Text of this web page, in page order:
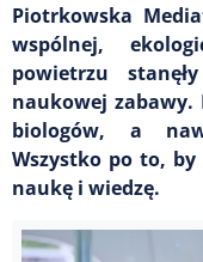
Piotrkowska
wspólnej,
powietrzu
naukowej zabawy.
biologów, a
Wszystko po to,
naukę i wiedzę.